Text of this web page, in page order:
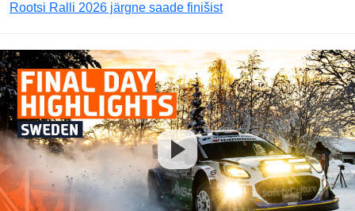
Rootsi Ralli 2026 järgne saade finišist